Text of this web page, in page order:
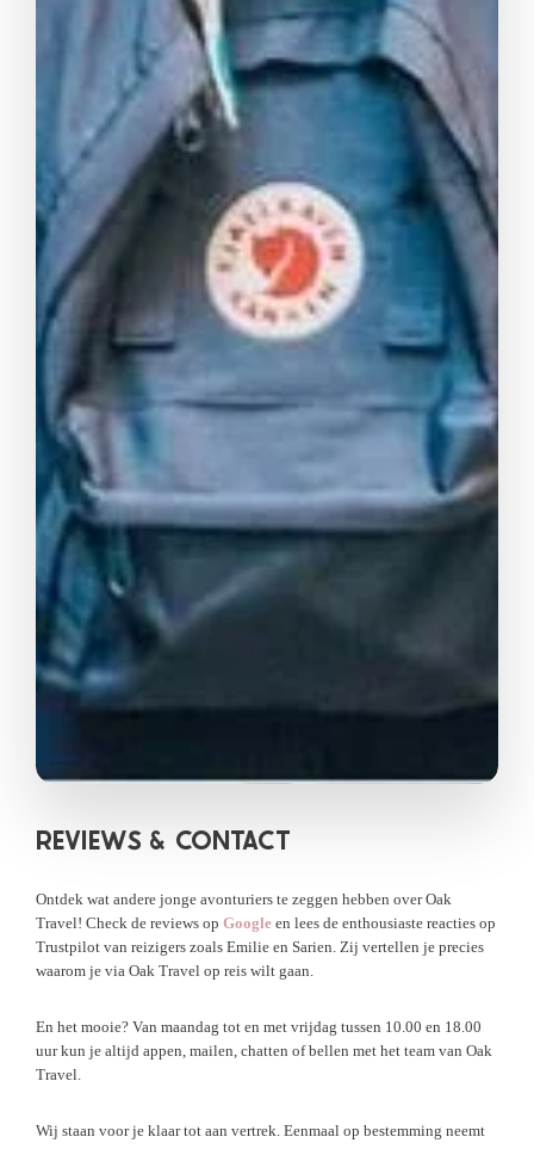
REVIEWS & CONTACT
Ontdek wat andere jonge avonturiers te zeggen hebben over Oak
Travel! Check de reviews opGoogle en lees de enthousiaste reacties op
Trustpilot van reizigers zoals Emilie en Sarien. Zij vertellen je precies
waarom je via Oak Travel op reis wilt gaan.
En het mooie? Van maandag tot en met vrijdag tussen 10.00 en 18.00
uur kun je altijd appen, mailen, chatten of bellen met het team van Oak
Travel.
Wij staan voor je klaar tot aan vertrek. Eenmaal op bestemming neemt